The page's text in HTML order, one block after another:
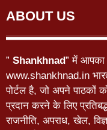
ABOUT US
” Shankhnad” में आपका
www.shankhnad.in
पोर्टल है, जो अपने पाठकों
प्रदान करने के लिए
राजनीति, अपराध, खेल,